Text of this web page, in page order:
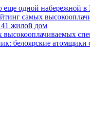
еще одной набережной в
самых
жилой дом
белоярские